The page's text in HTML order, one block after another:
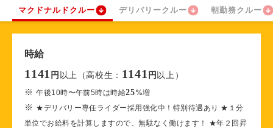
マクドナルドクルー デリバリークルー 朝勤務クルー
時給
1141 円 以上（高校生： 1141 円 以上）
※午後10時〜午前5時は時給25%増
※ ★デリバリー専任ライダー採用強化中！特別待遇あり ★１分
単位でお給料を計算しますので、無駄なく働けます！ ★年２回昇